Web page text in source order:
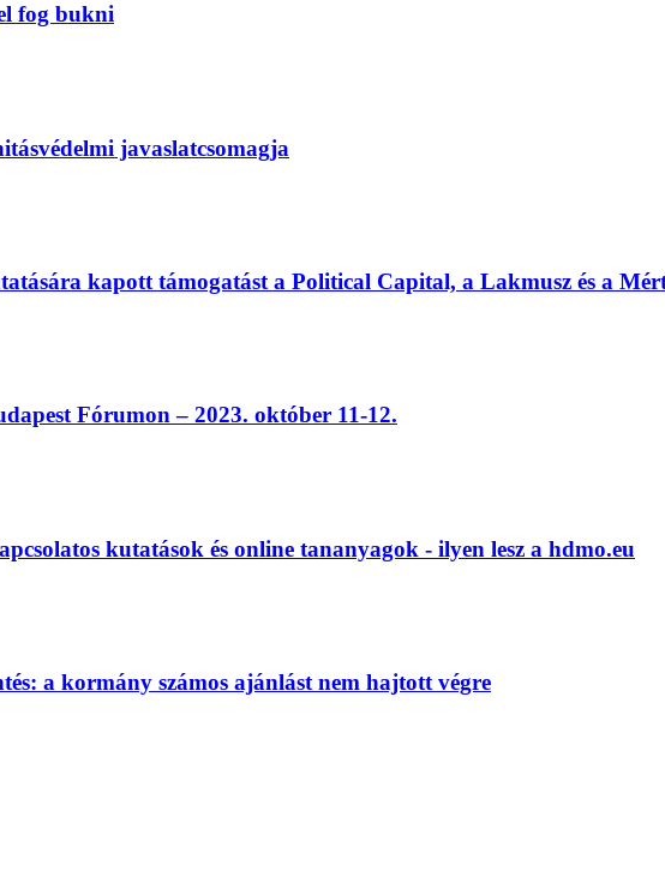
fog bukni
javaslatcsomagja
kapott támogatást a Political Capital, a Lakmusz és a
Fórumon – 2023. október 11-12.
kutatások és online tananyagok - ilyen lesz a hdmo.eu
a kormány számos ajánlást nem hajtott végre